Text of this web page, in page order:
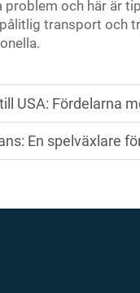
och här är
transport och
USA: Fördelarna
En spelväxlare